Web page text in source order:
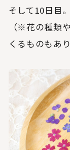
そして10日目。
（※花の種類
くるものもあり